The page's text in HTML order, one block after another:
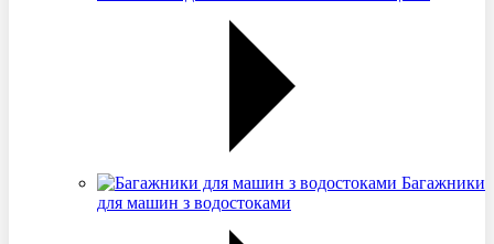
Багажники
для машин з водостоками